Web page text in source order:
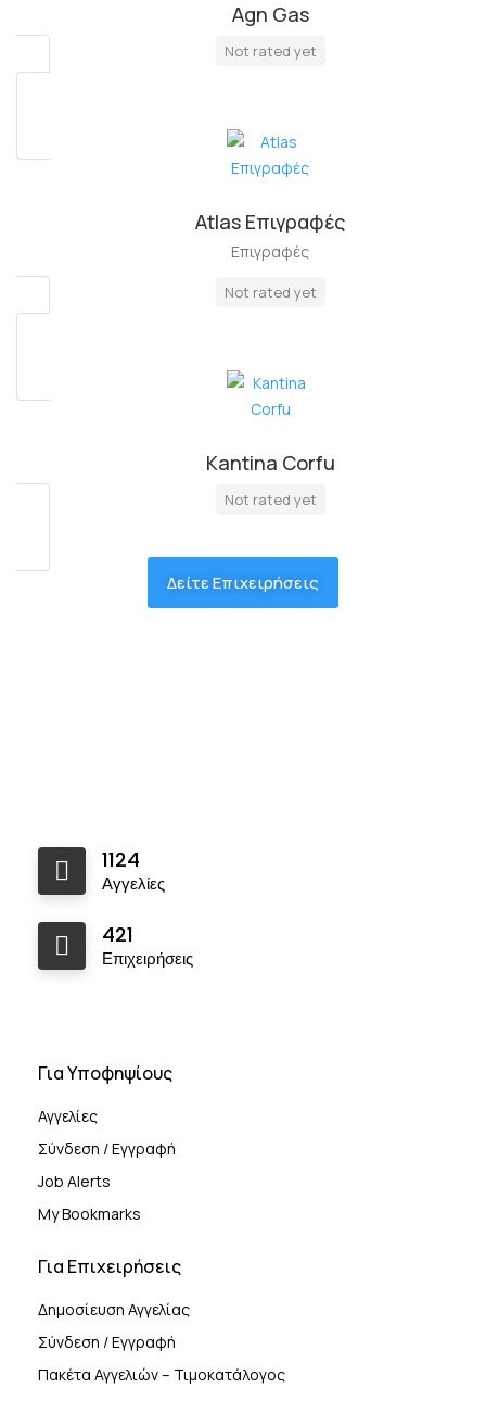
Agn Gas
Not rated yet
Atlas Επιγραφές
Επιγραφές
Not rated yet
Kantina Corfu
Not rated yet
Δείτε Επιχειρήσεις
1124
Αγγελίες
421
Επιχειρήσεις
Για Υποφηψίους
Αγγελίες
Σύνδεση / Εγγραφή
Job Alerts
My Bookmarks
Για Επιχειρήσεις
Δημοσίευση Αγγελίας
Σύνδεση / Εγγραφή
Πακέτα Αγγελιών – Τιμοκατάλογος